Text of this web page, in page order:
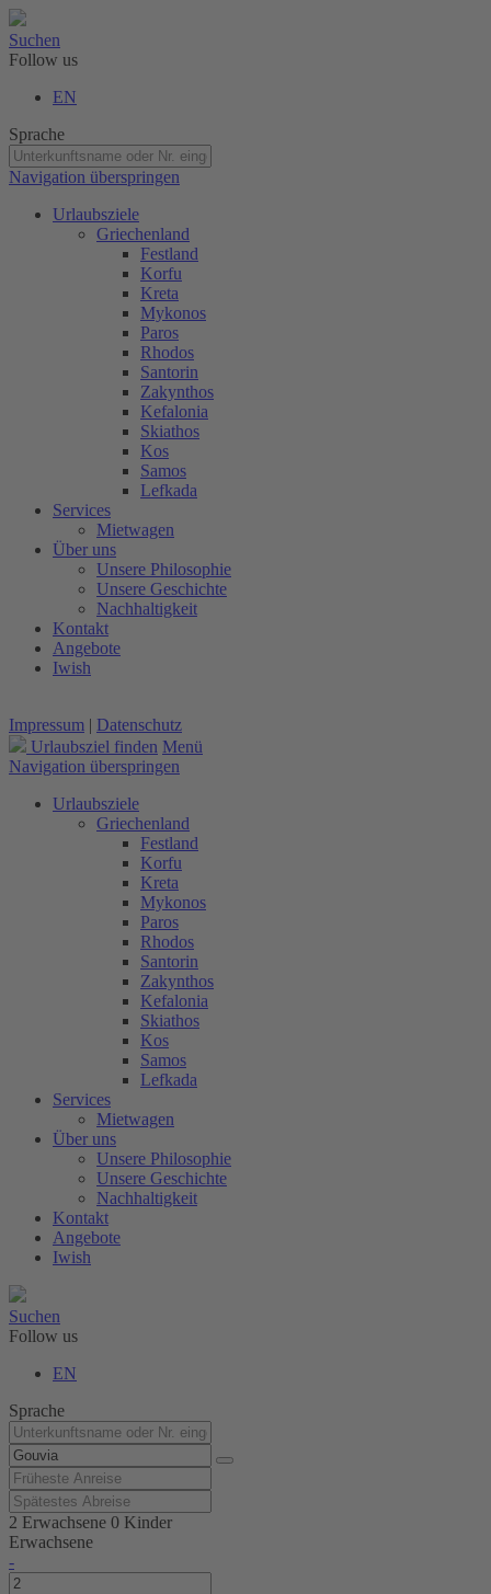
Suchen
Follow us
EN
Sprache
Navigation überspringen
Urlaubsziele
Griechenland
Festland
Korfu
Kreta
Mykonos
Paros
Rhodos
Santorin
Zakynthos
Kefalonia
Skiathos
Kos
Samos
Lefkada
Services
Mietwagen
Über uns
Unsere Philosophie
Unsere Geschichte
Nachhaltigkeit
Kontakt
Angebote
Iwish
Impressum | Datenschutz
Urlaubsziel finden Menü
Navigation überspringen
Urlaubsziele
Griechenland
Festland
Korfu
Kreta
Mykonos
Paros
Rhodos
Santorin
Zakynthos
Kefalonia
Skiathos
Kos
Samos
Lefkada
Services
Mietwagen
Über uns
Unsere Philosophie
Unsere Geschichte
Nachhaltigkeit
Kontakt
Angebote
Iwish
Suchen
Follow us
EN
Sprache
2 Erwachsene 0 Kinder
Erwachsene
-